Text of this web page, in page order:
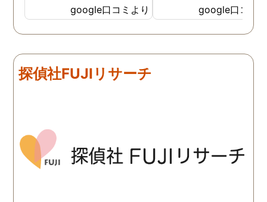
めて報告がくる為なかなか
実際の現状を把握するのが
難しかったですが、ここは
来ていました。 担当の人も
丁寧で報告内容もわかりや
google口コミより
途中での追加料金なども
く安心してお任せできた
由のひとつ。 かと言っ
く、むしろ期待以上に細
google口コミ
探偵社FUJIリサーチ